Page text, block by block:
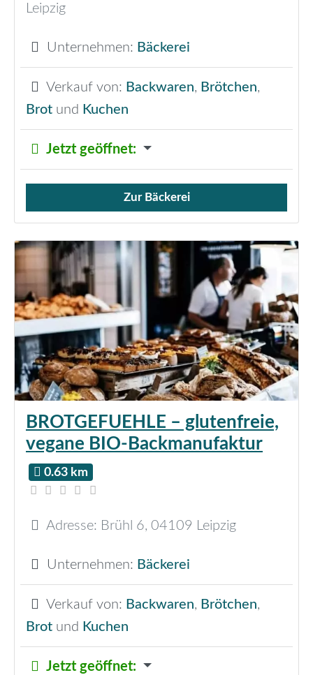
Leipzig
Unternehmen: Bäckerei
Verkauf von: Backwaren, Brötchen,
Brot und Kuchen
Jetzt geöffnet:
Verkauf von Brötchen,
Zur Bäckerei
BROTGEFUEHLE – glutenfreie,
vegane BIO-Backmanufaktur
0.63 km
Adresse: Brühl 6, 04109 Leipzig
Unternehmen: Bäckerei
Verkauf von: Backwaren, Brötchen,
Brot und Kuchen
Jetzt geöffnet: